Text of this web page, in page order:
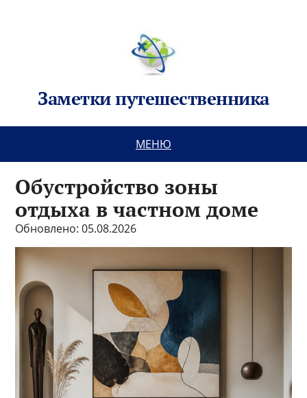
Заметки путешественника
МЕНЮ
Обустройство зоны
отдыха в частном доме
Обновлено: 05.08.2026